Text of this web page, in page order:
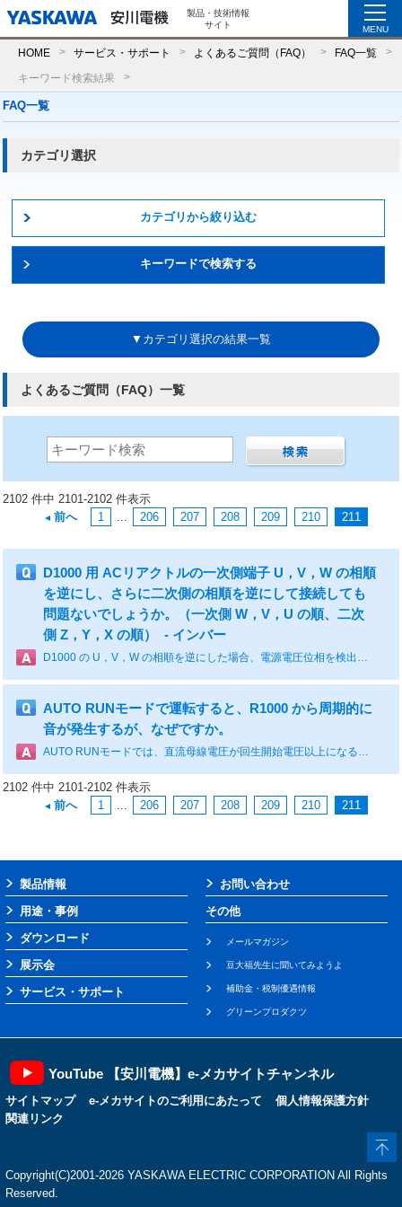
製品・技術情報
サイト
MENU
HOME サービス・サポート よくあるご質問（FAQ） FAQ一覧
キーワード検索結果
FAQ一覧
カテゴリ選択
カテゴリから絞り込む
キーワードで検索する
▼カテゴリ選択の結果一覧
よくあるご質問（FAQ）一覧
2102 件中 2101-2102 件表示
前へ
1 ... 206 207 208 209 210 211
D1000 用 ACリアクトルの一次側端子 U，V，W の相順
を逆にし、さらに二次側の相順を逆にして接続しても
問題ないでしょうか。（一次側 W，V，U の順、二次
側 Z，Y，X の順） - インバー
D1000 の U，V，W の相順を逆にした場合、電源電圧位相を検出するｒ１,ｓ１,ｔ１の接続が正規の場合はコンバータは正しく動作しません。 ｒ１とｔ１の配線も入れ替えれば動作はします。 ただし、定期修理などでリアクトルの配線を外したのち再配線する時に間違う可能性がありますので、本来の配線順に配線することをお勧めします。
AUTO RUNモードで運転すると、R1000 から周期的に
音が発生するが、なぜですか。
AUTO RUNモードでは、直流母線電圧が回生開始電圧以上になると回生動作を開始し、回生終了電圧以下になると回生動作が停止します。 この回生開始と回生停止が交互に訪れるため、周期的な音が発生します。
2102 件中 2101-2102 件表示
前へ
1 ... 206 207 208 209 210 211
製品情報
用途・事例
ダウンロード
展示会
サービス・サポート
お問い合わせ
その他
メールマガジン
豆大福先生に聞いてみようよ
補助金・税制優遇情報
グリーンプロダクツ
YouTube 【安川電機】e-メカサイトチャンネル
サイトマップ e-メカサイトのご利用にあたって
個人情報保護方針
関連リンク
Copyright(C)2001‐2026 YASKAWA ELECTRIC CORPORATION All Rights
Reserved.